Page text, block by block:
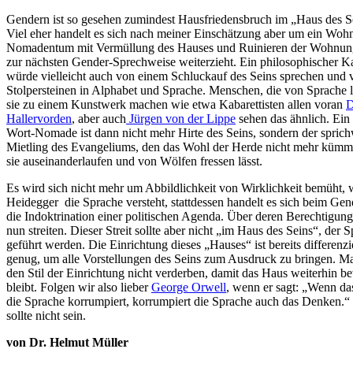
Gendern ist so gesehen zumindest Hausfriedensbruch im „Haus des
Viel eher handelt es sich nach meiner Einschätzung aber um ein
Nomadentum mit Vermüllung des Hauses und Ruinieren der
zur nächsten Gender-Sprechweise weiterzieht. Ein philosophischer
würde vielleicht auch von einem Schluckauf des Seins sprechen und
Stolpersteinen in Alphabet und Sprache. Menschen, die von Sprache
sie zu einem Kunstwerk machen wie etwa Kabarettisten allen voran
Hallervorden, aber auch Jürgen von der Lippe sehen das ähnlich. Ein
Wort-Nomade ist dann nicht mehr Hirte des Seins, sondern der
Mietling des Evangeliums, den das Wohl der Herde nicht mehr
sie auseinanderlaufen und von Wölfen fressen lässt.
Es wird sich nicht mehr um Abbildlichkeit von Wirklichkeit bemüht,
Heidegger die Sprache versteht, stattdessen handelt es sich beim
die Indoktrination einer politischen Agenda. Über deren
nun streiten. Dieser Streit sollte aber nicht „im Haus des Seins“, der
geführt werden. Die Einrichtung dieses „Hauses“ ist bereits
genug, um alle Vorstellungen des Seins zum Ausdruck zu bringen.
den Stil der Einrichtung nicht verderben, damit das Haus weiterhin
bleibt. Folgen wir also lieberGeorge Orwell, wenn er sagt: „Wenn
die Sprache korrumpiert, korrumpiert die Sprache auch das
sollte nicht sein.
von Dr. Helmut Müller